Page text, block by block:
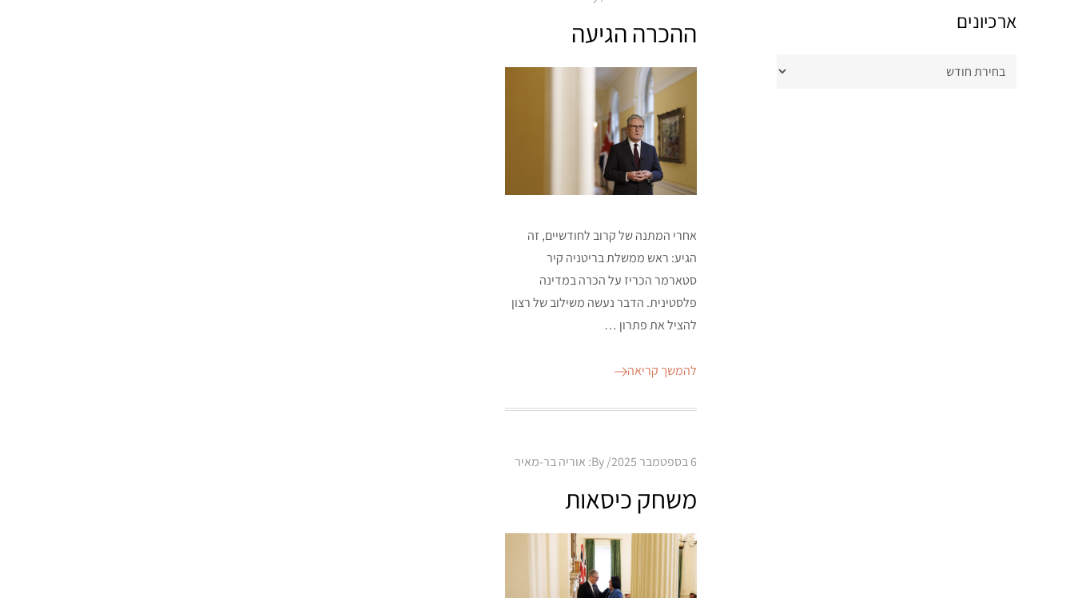
ההכרה הגיעה
אחרי המתנה של קרוב לחודשיים, זה
הגיע: ראש ממשלת בריטניה קיר
סטארמר הכריז על הכרה במדינה
פלסטינית. הדבר נעשה משילוב של רצון
להציל את פתרון …
להמשך קריאה
Posted
6 בספטמבר 2025 By: אוריה בר-מאיר
משחק כיסאות
ארכיונים